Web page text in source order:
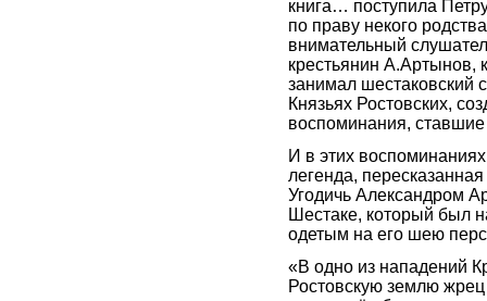
книга… поступила
по праву некого
внимательный
крестьянин А.Артынов,
занимал шестаковский
Князьях Ростовских,
воспоминания,
И в этих
легенда,
Угодичь Александром
Шестаке, который был
одетым на его шею
«В одно из нападений
Ростовскую землю